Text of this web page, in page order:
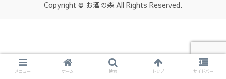
Copyright © お酒の森 All Rights Reserved.
メニュー ホーム 検索 トップ サイドバー